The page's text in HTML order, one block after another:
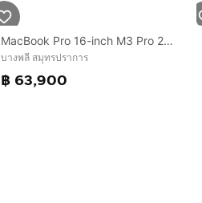
MacBook Pro 16-inch M3 Pro 2023 Ram36GB SSD512GB Sliver
บางพลี สมุทรปราการ
฿ 63,900